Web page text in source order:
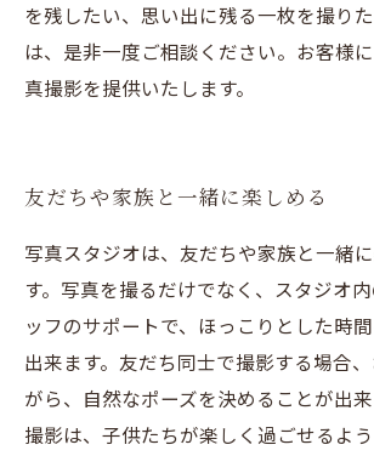
を残したい、思い出に残る一枚を撮り
は、是非一度ご相談ください。お客様
真撮影を提供いたします。
友だちや家族と一緒に楽しめる
写真スタジオは、友だちや家族と一緒
す。写真を撮るだけでなく、スタジオ
ッフのサポートで、ほっこりとした時
出来ます。友だち同士で撮影する場合
がら、自然なポーズを決めることが出
撮影は、子供たちが楽しく過ごせるよ